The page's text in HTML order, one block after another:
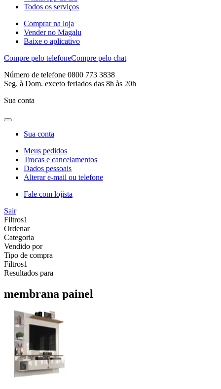
Todos os serviços
Comprar na loja
Vender no Magalu
Baixe o aplicativo
Compre pelo telefoneCompre pelo chat
Número de telefone 0800 773 3838
Seg. à Dom. exceto feriados das 8h às 20h
Sua conta
Sua conta
Meus pedidos
Trocas e cancelamentos
Dados pessoais
Alterar e-mail ou telefone
Fale com lojista
Sair
Filtros1
Ordenar
Categoria
Vendido por
Tipo de compra
Filtros1
Resultados para
membrana painel